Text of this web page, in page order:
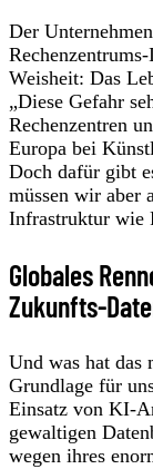
Der
Weisheit: Das
„Diese Gefahr
Rechenzentren
Europa bei
Doch dafür gibt
müssen wir aber
Infrastruktur wie
Globales
Zukunfts-
Und was hat das
Grundlage für
Einsatz von KI-
gewaltigen
wegen ihres